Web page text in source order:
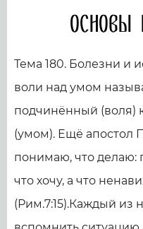
Основы
Тема 180. Болезни и
воли над умом
подчинённый (воля)
(умом). Ещё апостол
понимаю, что делаю:
что хочу, а что
(Рим.7:15).Каждый из